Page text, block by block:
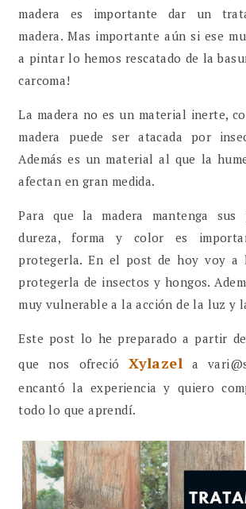
madera es importante dar un
madera. Mas importante aún si ese
a pintar lo hemos rescatado de la
carcoma!
La madera no es un material inerte,
madera puede ser atacada por
Además es un material al que la
afectan en gran medida.
Para que la madera mantenga sus
dureza, forma y color es
protegerla. En el post de hoy voy a
protegerla de insectos y hongos.
muy vulnerable a la acción de la luz y
Este post lo he preparado a partir
que nos ofrecióXylazel a
encantó la experiencia y quiero
todo lo que aprendí.